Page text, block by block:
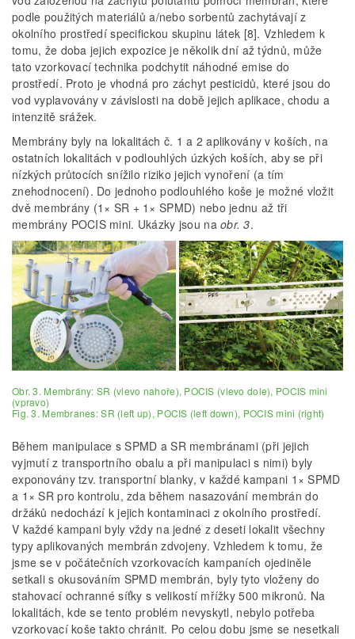
podle použitých materiálů a/nebo sorbentů zachytávají z
okolního prostředí specifickou skupinu látek [8]. Vzhledem k
tomu, že doba jejich expozice je několik dní až týdnů, může
tato vzorkovací technika podchytit náhodné emise do
prostředí. Proto je vhodná pro záchyt pesticidů, které jsou do
vod vyplavovány v závislosti na době jejich aplikace, chodu a
intenzitě srážek.
Membrány byly na lokalitách č. 1 a 2 aplikovány v koších, na
ostatních lokalitách v podlouhlých úzkých koších, aby se při
nízkých průtocích snížilo riziko jejich vynoření (a tím
znehodnocení). Do jednoho podlouhlého koše je možné vložit
dvě membrány (1× SR + 1× SPMD) nebo jednu až tři
membrány POCIS mini. Ukázky jsou naobr. 3.
Obr. 3. Membrány: SR (vlevo nahoře), POCIS (vlevo dole), POCIS mini
(vpravo)
Fig. 3. Membranes: SR (left up), POCIS (left down), POCIS mini (right)
Během manipulace s SPMD a SR membránami (při jejich
vyjmutí z transportního obalu a při manipulaci s nimi) byly
exponovány tzv. transportní blanky, v každé kampani 1× SPMD
a 1× SR pro kontrolu, zda během nasazování membrán do
držáků nedochází k jejich kontaminaci z okolního prostředí.
V každé kampani byly vždy na jedné z deseti lokalit všechny
typy aplikovaných membrán zdvojeny. Vzhledem k tomu, že
jsme se v počátečních vzorkovacích kampaních ojediněle
setkali s okusováním SPMD membrán, byly tyto vloženy do
stahovací ochranné síťky s velikostí mřížky 500 mikronů. Na
lokalitách, kde se tento problém nevyskytl, nebylo potřeba
vzorkovací koše takto chránit. Po celou dobu jsme se nesetkali